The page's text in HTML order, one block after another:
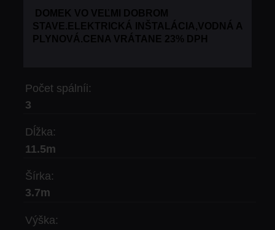
DOMEK VO VEĽMI DOBROM
STAVE.ELEKTRICKÁ INŠTALÁCIA,VODNÁ A
PLYNOVÁ.CENA VRÁTANE 23% DPH
Počet spálníi:
3
Dĺžka:
11.5m
Šírka:
3.7m
Výška: